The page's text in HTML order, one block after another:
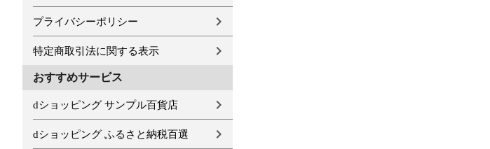
プライバシーポリシー
特定商取引法に関する表示
おすすめサービス
dショッピング サンプル百貨店
dショッピング ふるさと納税百選